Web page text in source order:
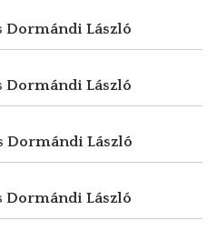
Dormándi László
Dormándi László
Dormándi László
Dormándi László